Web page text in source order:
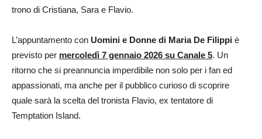
trono di Cristiana, Sara e Flavio.
L’appuntamento con Uomini e Donne di Maria De Filippi è
previsto per mercoledì 7 gennaio 2026 su Canale 5. Un
ritorno che si preannuncia imperdibile non solo per i fan ed
appassionati, ma anche per il pubblico curioso di scoprire
quale sarà la scelta del tronista Flavio, ex tentatore di
Temptation Island.